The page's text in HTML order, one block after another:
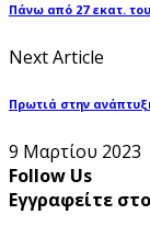
Πάνω από 27 εκατ.
Next Article
Πρωτιά στην
9 Μαρτίου 2023
Follow Us
Εγγραφείτε